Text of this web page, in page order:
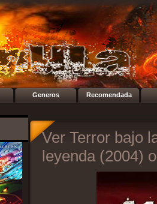
Generos Recomendada
Ver Terror bajo
leyenda (2004)